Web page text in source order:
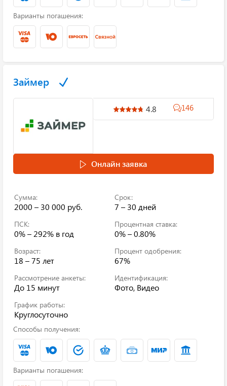
Варианты погашения:
Займер
4.8 146
Онлайн заявка
Сумма:
2000 – 30 000 руб.
Срок:
7 – 30 дней
ПСК:
0% – 292% в год
Процентная ставка:
0% – 0.80%
Возраст:
18 – 75 лет
Процент одобрения:
67%
Рассмотрение анкеты:
До 15 минут
Идентификация:
Фото, Видео
График работы:
Круглосуточно
Способы получения:
Варианты погашения: